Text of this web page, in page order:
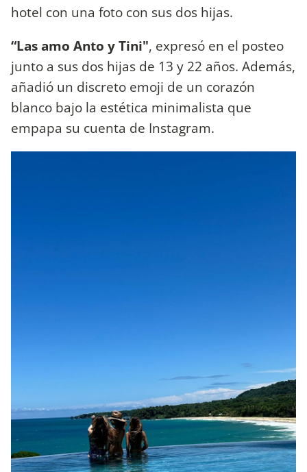
hotel con una foto con sus dos hijas.
“Las amo Anto y Tini", expresó en el posteo
junto a sus dos hijas de 13 y 22 años. Además,
añadió un discreto emoji de un corazón
blanco bajo la estética minimalista que
empapa su cuenta de Instagram.